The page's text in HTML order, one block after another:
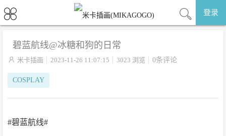
登录
碧蓝航线@冰糖和狗的日常
 米卡插画 2023-11-26 11:07:15 3023 浏览 0条评论
COSPLAY
#碧蓝航线#